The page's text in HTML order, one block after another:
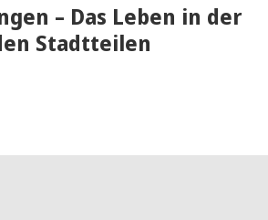
– Das Leben in der
Stadtteilen